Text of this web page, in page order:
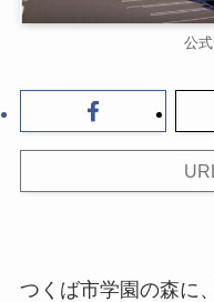
公
つくば市学園の森に